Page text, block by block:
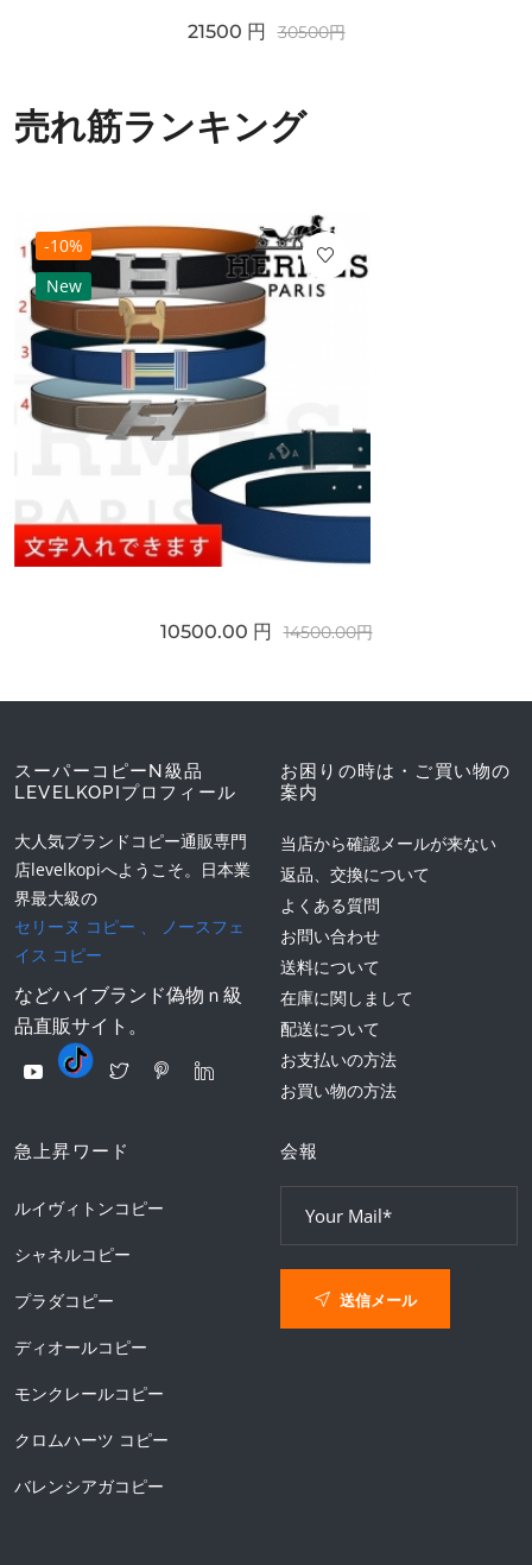
21500 円 30500円
売れ筋ランキング
-10%
New
10500.00 円 14500.00円
スーパーコピーN級品
LEVELKOPIプロフィール
大人気ブランドコピー通販専門
店levelkopiへようこそ。日本業
界最大級の
セリーヌ コピー 、
ノースフェ
イス コピー
などハイブランド偽物ｎ級
品直販サイト。
お困りの時は・ご買い物の
案内
当店から確認メールが来ない
返品、交換について
よくある質問
お問い合わせ
送料について
在庫に関しまして
配送について
お支払いの方法
お買い物の方法
急上昇ワード
ルイヴィトンコピー
シャネルコピー
プラダコピー
ディオールコピー
モンクレールコピー
クロムハーツ コピー
バレンシアガコピー
会報
送信メール